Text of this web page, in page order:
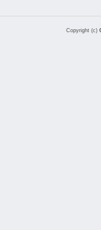
Copyright (c)